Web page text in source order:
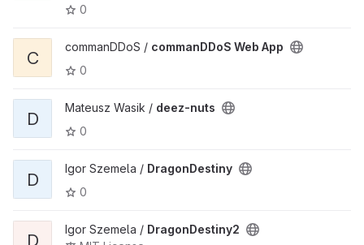
0
C
commanDDoS / commanDDoS Web App
0
D
Mateusz Wasik / deez-nuts
0
D
Igor Szemela / DragonDestiny
0
D
Igor Szemela / DragonDestiny2